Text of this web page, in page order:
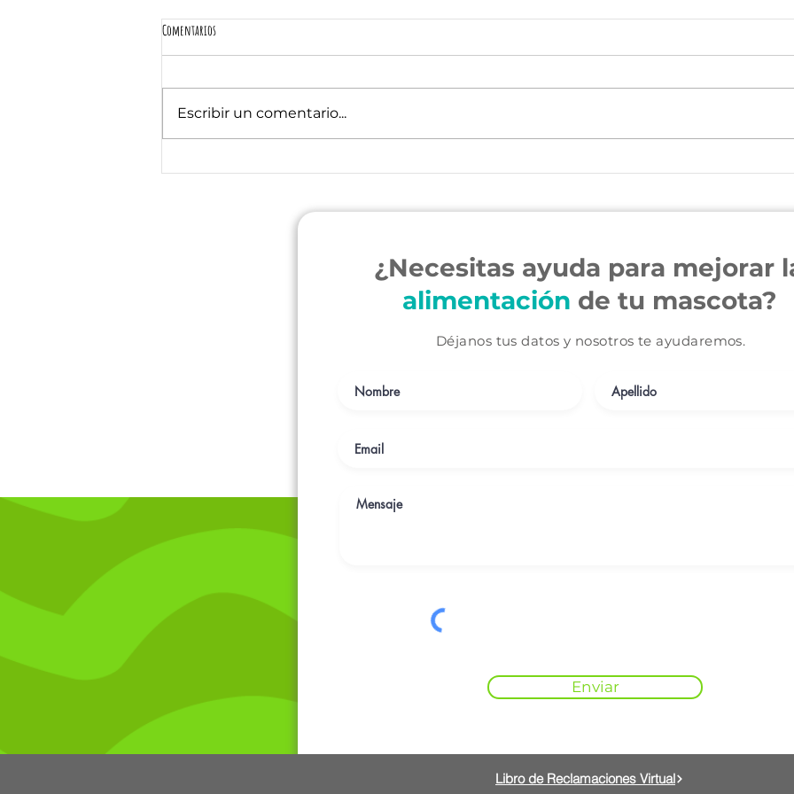
Comentarios
Escribir un comentario...
¿Necesitas ayuda para mejorar
alimentación de tu mascota?
Déjanos tus datos y nosotros te ayudaremos.
Enviar
Libro de Reclamaciones Virtual